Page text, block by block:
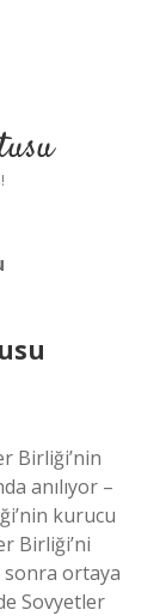
Birliği’nin
anılıyor –
kurucu
Birliği’ni
sonra ortaya
Sovyetler